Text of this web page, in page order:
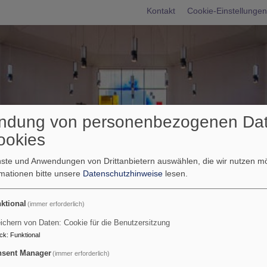
Kontakt Cookie-Einstellungen
was bei uns so los ist?
was bei uns so los ist?
von personenbezogenen
und Anwendungen von Drittanbietern auswählen, die wir nutzen
bitte unsere Datenschutzhinweise lesen.
(immer erforderlich)
von Daten: Cookie für die Benutzersitzung
: Funktional
Manager(immer erforderlich)